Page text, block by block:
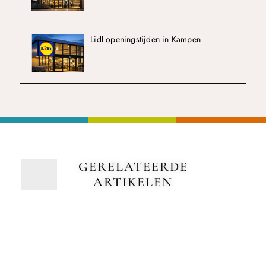
Lidl openingstijden in Kampen
GERELATEERDE
ARTIKELEN